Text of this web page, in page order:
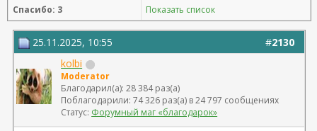
Спасибо: 3 Показать список
#2130
25.11.2025, 10:55
kolbi
Moderator
Благодарил(а): 28 384 раз(а)
Поблагодарили: 74 326 раз(а) в 24 797 сообщениях
Статус: Форумный маг «благодарок»